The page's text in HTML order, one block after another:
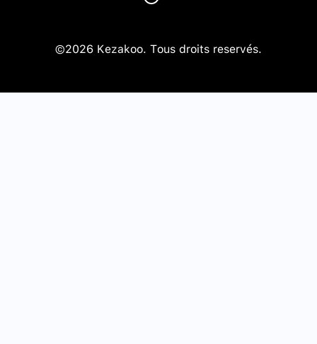
©2026 Kezakoo. Tous droits reservés.